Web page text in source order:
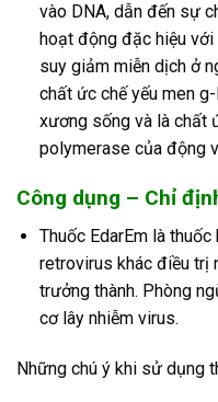
vào DNA, dẫn đến sự
hoạt động đặc hiệu
suy giảm miễn dịch ở
chất ức chế yếu men
xương sống và là chất
polymerase của động
Công dụng – Chỉ
Thuốc EdarEm là
retrovirus khác điều trị
trưởng thành. Phòng
cơ lây nhiễm virus.
Những chú ý khi sử dụng